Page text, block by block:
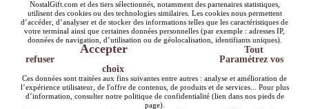
NostalGift.com et des tiers sélectionnés, notamment des partenaires statistiques,
utilisent des cookies ou des technologies similaires. Les cookies nous permettent
d’accéder, d’analyser et de stocker des informations telles que les caractéristiques de
votre terminal ainsi que certaines données personnelles (par exemple : adresses IP,
données de navigation, d’utilisation ou de géolocalisation, identifiants uniques).
Accepter
Tout
refuser
Paramétrez vos
choix
Ces données sont traitées aux fins suivantes entre autres : analyse et amélioration de
l’expérience utilisateur, de l'offre de contenus, de produits et de services... Pour plus
d’information, consulter notre politique de confidentialité (lien dans nos pieds de
page).